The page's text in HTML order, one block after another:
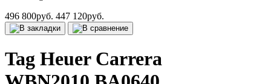
496 800руб. 447 120руб.
Tag Heuer Carrera